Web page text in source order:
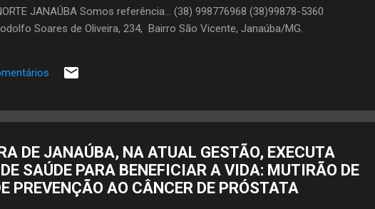
JANAÚBA Somos referência... (38) 998776968 (38)99878-5360
Soares de Oliveira, 234, Bairro São Vicente, Janaúba/MG.
DE JANAÚBA, NA ATUAL GESTÃO, EXECUTA
SAÚDE PARA BENEFICIAR A VIDA: MUTIRÃO DE
PREVENÇÃO AO CÂNCER DE PRÓSTATA